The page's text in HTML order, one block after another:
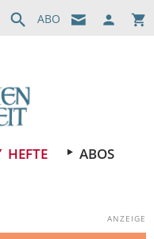
ABO
HEFTE
ABOS